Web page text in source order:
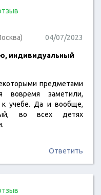
04/07/2023
индивидуальный
предметами
вовремя заметили,
к учебе. Да и вообще,
во всех детях
Ответить